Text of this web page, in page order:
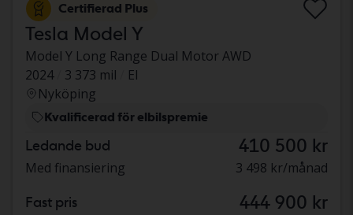
Certifierad Plus
Tesla Model Y
Model Y Long Range Dual Motor AWD
2024
3 373 mil
El
Nyköping
Kvalificerad för elbilspremie
Ledande bud 410 500 kr
Med finansiering 3 498 kr/månad
Fast pris 444 900 kr